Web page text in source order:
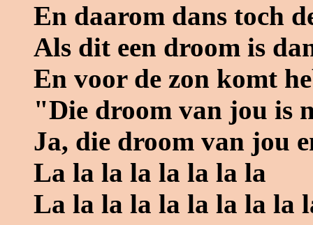
En daarom dans toch
Als dit een droom is
En voor de zon komt
"Die droom van jou is
Ja, die droom van jou
La la la la la la la la
La la la la la la la la la